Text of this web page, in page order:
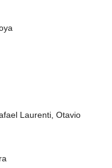
Laurenti, Otavio